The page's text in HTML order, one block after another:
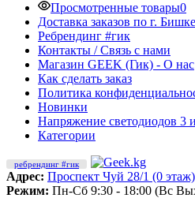
Просмотренные товары0
Доставка заказов по г.
Ребрендинг #гик
Контакты / Связь с нами
Магазин GEEK (Гик) - О нас
Как сделать заказ
Политика
Новинки
Напряжение светодиодов 3
Категории
ребрендинг #гик
Адрес: Проспект Чуй 28/1 (0 этаж)
Режим: Пн-Сб 9:30 - 18:00 (Вс